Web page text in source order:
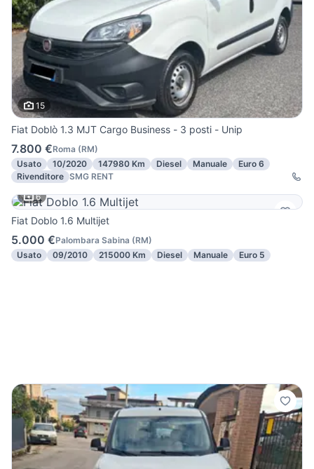
15
Fiat Doblò 1.3 MJT Cargo Business - 3 posti - Unip
7.800 €Roma (RM)
Usato
10/2020 147980 Km Diesel Manuale
Euro 6
Rivenditore SMG RENT
6
Fiat Doblo 1.6 Multijet
5.000 €Palombara Sabina (RM)
Usato
09/2010 215000 Km Diesel Manuale Euro 5